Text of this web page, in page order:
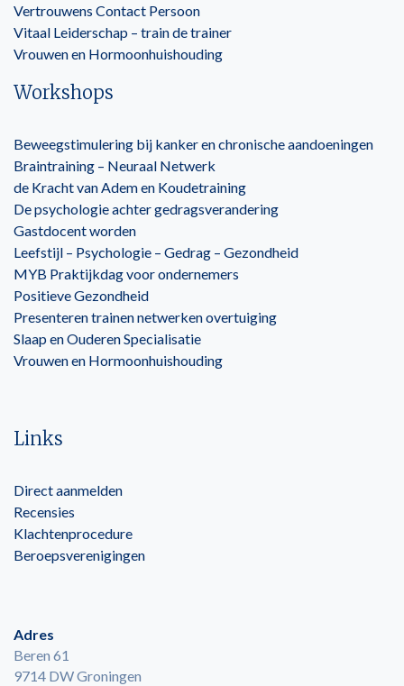
Vertrouwens Contact Persoon
Vitaal Leiderschap – train de trainer
Vrouwen en Hormoonhuishouding
Workshops
Beweegstimulering bij kanker en chronische aandoeningen
Braintraining – Neuraal Netwerk
de Kracht van Adem en Koudetraining
De psychologie achter gedragsverandering
Gastdocent worden
Leefstijl – Psychologie – Gedrag – Gezondheid
MYB Praktijkdag voor ondernemers
Positieve Gezondheid
Presenteren trainen netwerken overtuiging
Slaap en Ouderen Specialisatie
Vrouwen en Hormoonhuishouding
Links
Direct aanmelden
Recensies
Klachtenprocedure
Beroepsverenigingen
Adres
Beren 61
9714 DW Groningen